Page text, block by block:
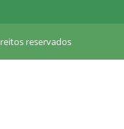
reservados